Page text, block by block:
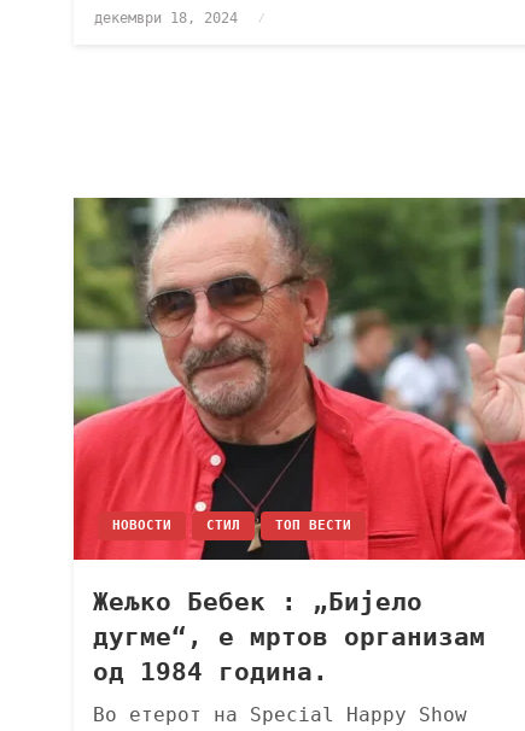
декември 18, 2024
НОВОСТИ СТИЛ ТОП ВЕСТИ
Жељко Бебек : „Бијело
дугме“, e мртов организам
од 1984 година.
Во етерот на Special Happy Show